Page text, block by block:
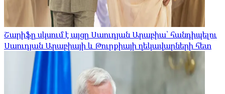
Շարիֆը սկսում է այցը Սաուդյան Արաբիա՝ հանդիպելու
Սաուդյան Արաբիայի և Թուրքիայի ղեկավարների հետ